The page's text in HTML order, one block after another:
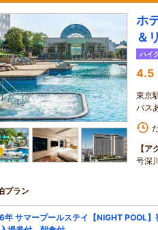
ホ
＆
ハイ
4.5
東京
バス
【ア
号深
プラン
サマープールステイ【NIGHT POOL】